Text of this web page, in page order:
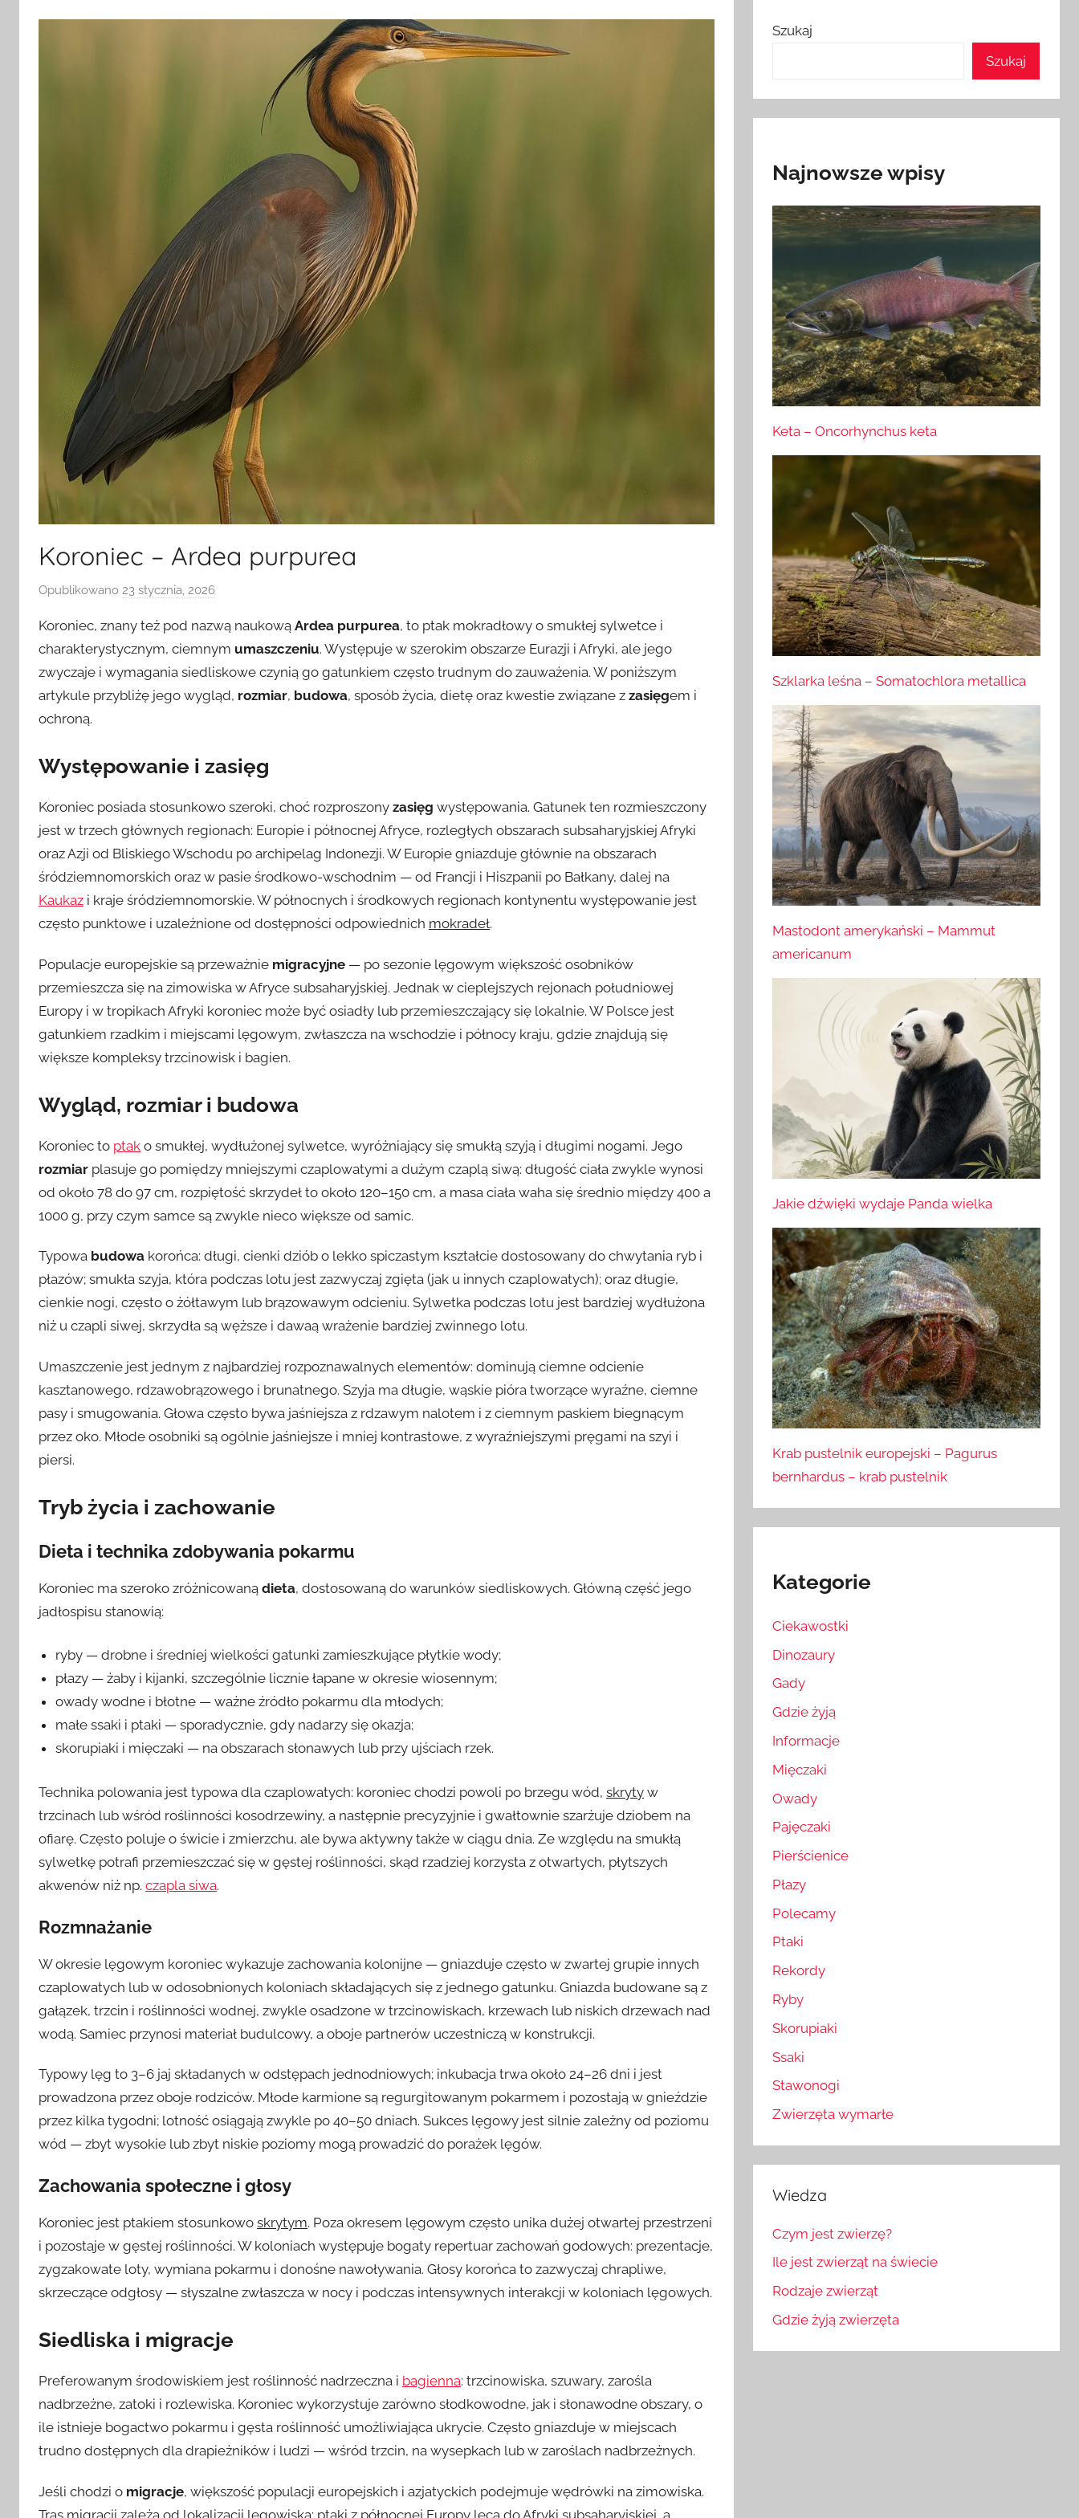
Koroniec – Ardea purpurea
Opublikowano 23 stycznia, 2026
z
e
z
Koroniec, znany też pod nazwą naukową Ardea purpurea, to ptak mokradłowy o smukłej sylwetce i
charakterystycznym, ciemnym umaszczeniu. Występuje w szerokim obszarze Eurazji i Afryki, ale jego
zwyczaje i wymagania siedliskowe czynią go gatunkiem często trudnym do zauważenia. W poniższym
artykule przybliżę jego wygląd, rozmiar, budowa, sposób życia, dietę oraz kwestie związane z zasięgem i
ochroną.
Występowanie i zasięg
Koroniec posiada stosunkowo szeroki, choć rozproszony zasięg występowania. Gatunek ten rozmieszczony
jest w trzech głównych regionach: Europie i północnej Afryce, rozległych obszarach subsaharyjskiej Afryki
oraz Azji od Bliskiego Wschodu po archipelag Indonezji. W Europie gniazduje głównie na obszarach
śródziemnomorskich oraz w pasie środkowo-wschodnim — od Francji i Hiszpanii po Bałkany, dalej na
Kaukaz i kraje śródziemnomorskie. W północnych i środkowych regionach kontynentu występowanie jest
często punktowe i uzależnione od dostępności odpowiednich mokradeł.
Populacje europejskie są przeważnie migracyjne — po sezonie lęgowym większość osobników
przemieszcza się na zimowiska w Afryce subsaharyjskiej. Jednak w cieplejszych rejonach południowej
Europy i w tropikach Afryki koroniec może być osiadły lub przemieszczający się lokalnie. W Polsce jest
gatunkiem rzadkim i miejscami lęgowym, zwłaszcza na wschodzie i północy kraju, gdzie znajdują się
większe kompleksy trzcinowisk i bagien.
Wygląd, rozmiar i budowa
Koroniec to ptak o smukłej, wydłużonej sylwetce, wyróżniający się smukłą szyją i długimi nogami. Jego
rozmiar plasuje go pomiędzy mniejszymi czaplowatymi a dużym czaplą siwą: długość ciała zwykle wynosi
od około 78 do 97 cm, rozpiętość skrzydeł to około 120–150 cm, a masa ciała waha się średnio między 400 a
1000 g, przy czym samce są zwykle nieco większe od samic.
Typowa budowa korońca: długi, cienki dziób o lekko spiczastym kształcie dostosowany do chwytania ryb i
płazów; smukła szyja, która podczas lotu jest zazwyczaj zgięta (jak u innych czaplowatych); oraz długie,
cienkie nogi, często o żółtawym lub brązowawym odcieniu. Sylwetka podczas lotu jest bardziej wydłużona
niż u czapli siwej, skrzydła są węższe i dawaą wrażenie bardziej zwinnego lotu.
Umaszczenie jest jednym z najbardziej rozpoznawalnych elementów: dominują ciemne odcienie
kasztanowego, rdzawobrązowego i brunatnego. Szyja ma długie, wąskie pióra tworzące wyraźne, ciemne
pasy i smugowania. Głowa często bywa jaśniejsza z rdzawym nalotem i z ciemnym paskiem biegnącym
przez oko. Młode osobniki są ogólnie jaśniejsze i mniej kontrastowe, z wyraźniejszymi pręgami na szyi i
piersi.
Tryb życia i zachowanie
Dieta i technika zdobywania pokarmu
Koroniec ma szeroko zróżnicowaną dieta, dostosowaną do warunków siedliskowych. Główną część jego
jadłospisu stanowią:
ryby — drobne i średniej wielkości gatunki zamieszkujące płytkie wody;
płazy — żaby i kijanki, szczególnie licznie łapane w okresie wiosennym;
owady wodne i błotne — ważne źródło pokarmu dla młodych;
małe ssaki i ptaki — sporadycznie, gdy nadarzy się okazja;
skorupiaki i mięczaki — na obszarach słonawych lub przy ujściach rzek.
Technika polowania jest typowa dla czaplowatych: koroniec chodzi powoli po brzegu wód, skryty w
trzcinach lub wśród roślinności kosodrzewiny, a następnie precyzyjnie i gwałtownie szarżuje dziobem na
ofiarę. Często poluje o świcie i zmierzchu, ale bywa aktywny także w ciągu dnia. Ze względu na smukłą
sylwetkę potrafi przemieszczać się w gęstej roślinności, skąd rzadziej korzysta z otwartych, płytszych
akwenów niż np. czapla siwa.
Rozmnażanie
W okresie lęgowym koroniec wykazuje zachowania kolonijne — gniazduje często w zwartej grupie innych
czaplowatych lub w odosobnionych koloniach składających się z jednego gatunku. Gniazda budowane są z
gałązek, trzcin i roślinności wodnej, zwykle osadzone w trzcinowiskach, krzewach lub niskich drzewach nad
wodą. Samiec przynosi materiał budulcowy, a oboje partnerów uczestniczą w konstrukcji.
Typowy lęg to 3–6 jaj składanych w odstępach jednodniowych; inkubacja trwa około 24–26 dni i jest
prowadzona przez oboje rodziców. Młode karmione są regurgitowanym pokarmem i pozostają w gnieździe
przez kilka tygodni; lotność osiągają zwykle po 40–50 dniach. Sukces lęgowy jest silnie zależny od poziomu
wód — zbyt wysokie lub zbyt niskie poziomy mogą prowadzić do porażek lęgów.
Zachowania społeczne i głosy
Koroniec jest ptakiem stosunkowo skrytym. Poza okresem lęgowym często unika dużej otwartej przestrzeni
i pozostaje w gęstej roślinności. W koloniach występuje bogaty repertuar zachowań godowych: prezentacje,
zygzakowate loty, wymiana pokarmu i donośne nawoływania. Głosy korońca to zazwyczaj chrapliwe,
skrzeczące odgłosy — słyszalne zwłaszcza w nocy i podczas intensywnych interakcji w koloniach lęgowych.
Siedliska i migracje
Preferowanym środowiskiem jest roślinność nadrzeczna i bagienna: trzcinowiska, szuwary, zarośla
nadbrzeżne, zatoki i rozlewiska. Koroniec wykorzystuje zarówno słodkowodne, jak i słonawodne obszary, o
ile istnieje bogactwo pokarmu i gęsta roślinność umożliwiająca ukrycie. Często gniazduje w miejscach
trudno dostępnych dla drapieżników i ludzi — wśród trzcin, na wysepkach lub w zaroślach nadbrzeżnych.
Jeśli chodzi o migracje, większość populacji europejskich i azjatyckich podejmuje wędrówki na zimowiska.
Tras migracji zależą od lokalizacji lęgowiska: ptaki z północnej Europy lecą do Afryki subsaharyjskiej, a
Szukaj
Szukaj
Najnowsze wpisy
Keta – Oncorhynchus keta
Szklarka leśna – Somatochlora metallica
Mastodont amerykański – Mammut
americanum
Jakie dźwięki wydaje Panda wielka
Krab pustelnik europejski – Pagurus
bernhardus – krab pustelnik
Kategorie
Ciekawostki
Dinozaury
Gady
Gdzie żyją
Informacje
Mięczaki
Owady
Pajęczaki
Pierścienice
Płazy
Polecamy
Ptaki
Rekordy
Ryby
Skorupiaki
Ssaki
Stawonogi
Zwierzęta wymarłe
Wiedza
Czym jest zwierzę?
Ile jest zwierząt na świecie
Rodzaje zwierząt
Gdzie żyją zwierzęta